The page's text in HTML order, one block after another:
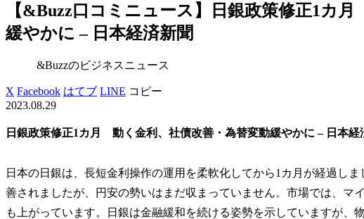
【&Buzz口コミニュース】日銀政策修正1カ
緩やかに – 日本経済新聞
&Buzzのビジネスニュース
X Facebook はてブ LINE コピー
2023.08.29
日銀政策修正1カ月 動く金利、社債改善・為替変動緩やかに – 日本経
日本の日銀は、長短金利操作の運用を柔軟化してから1カ月が経過し
善されましたが、円安の勢いはまだ収まっていません。市場では、マ
も上がっています。日銀は金融緩和を続ける姿勢を示していますが、